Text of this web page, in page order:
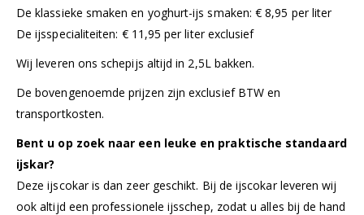
De klassieke smaken en yoghurt-ijs smaken: € 8,95 per liter
De ijsspecialiteiten: € 11,95 per liter exclusief
Wij leveren ons schepijs altijd in 2,5L bakken.
De bovengenoemde prijzen zijn exclusief BTW en
transportkosten.
Bent u op zoek naar een leuke en praktische standaard
ijskar?
Deze ijscokar is dan zeer geschikt. Bij de ijscokar leveren wij
ook altijd een professionele ijsschep, zodat u alles bij de hand